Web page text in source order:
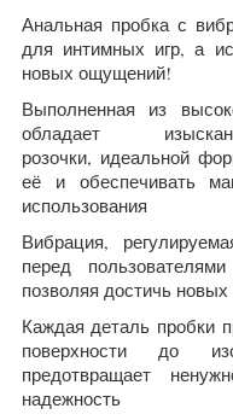
Анальная пробка с
для интимных игр, а
новых ощущений!
Выполненная из
обладает
розочки, идеальной
её и обеспечивать
использования
Вибрация,
перед
позволяя достичь
Каждая деталь пробки
поверхности до
предотвращает
надежность